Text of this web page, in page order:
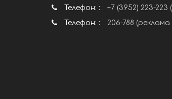
Телефон: :
+7 (3952) 223-
Телефон: :
206-788